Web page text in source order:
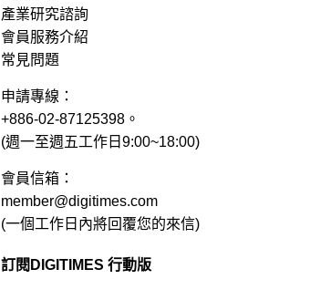
產業研究諮詢
會員服務介紹
常見問題
申請專線：
+886-02-87125398。
(週一至週五工作日9:00~18:00)
會員信箱：
member@digitimes.com
(一個工作日內將回覆您的來信)
訂閱DIGITIMES 行動版